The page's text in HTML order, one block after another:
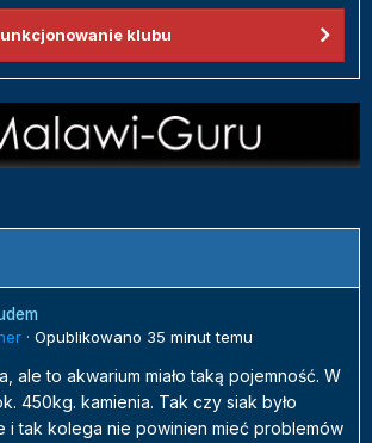
klubu
· Opublikowano 35 minut temu
ale to akwarium miało taką pojemność. W
450kg. kamienia. Tak czy siak było
i tak kolega nie powinien mieć problemów